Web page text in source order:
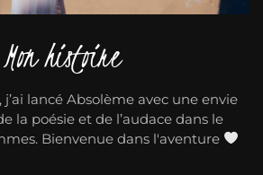
Mon histoire
j’ai lancé Absolème avec une envie
la poésie et de l’audace dans le
Bienvenue dans l'aventure